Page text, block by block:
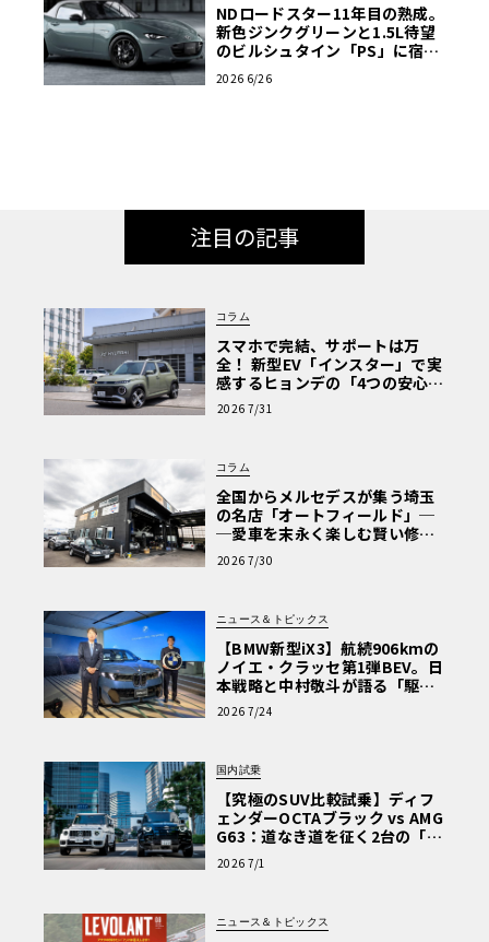
NDロードスター11年目の熟成。
新色ジンクグリーンと1.5L待望
のビルシュタイン「PS」に宿る
2026 6/26
注目の記事
コラム
スマホで完結、サポートは万
全！ 新型EV「インスター」で実
感するヒョンデの「4つの安心」
【第1回・ヒョンデ6つの疑問：
Why? Hyundai?】〈PR〉
2026 7/31
コラム
全国からメルセデスが集う埼玉
の名店「オートフィールド」─
─愛車を末永く楽しむ賢い修理
術と、プロがフックス製オイル
を選ぶ理由〈PR〉
2026 7/30
ニュース＆トピックス
【BMW新型iX3】航続906kmの
ノイエ・クラッセ第1弾BEV。日
本戦略と中村敬斗が語る「駆け
ぬける歓び」
2026 7/24
国内試乗
【究極のSUV比較試乗】ディフ
ェンダーOCTAブラック vs AMG
G63：道なき道を征く2台の「対
極的アプローチ」
2026 7/1
ニュース＆トピックス